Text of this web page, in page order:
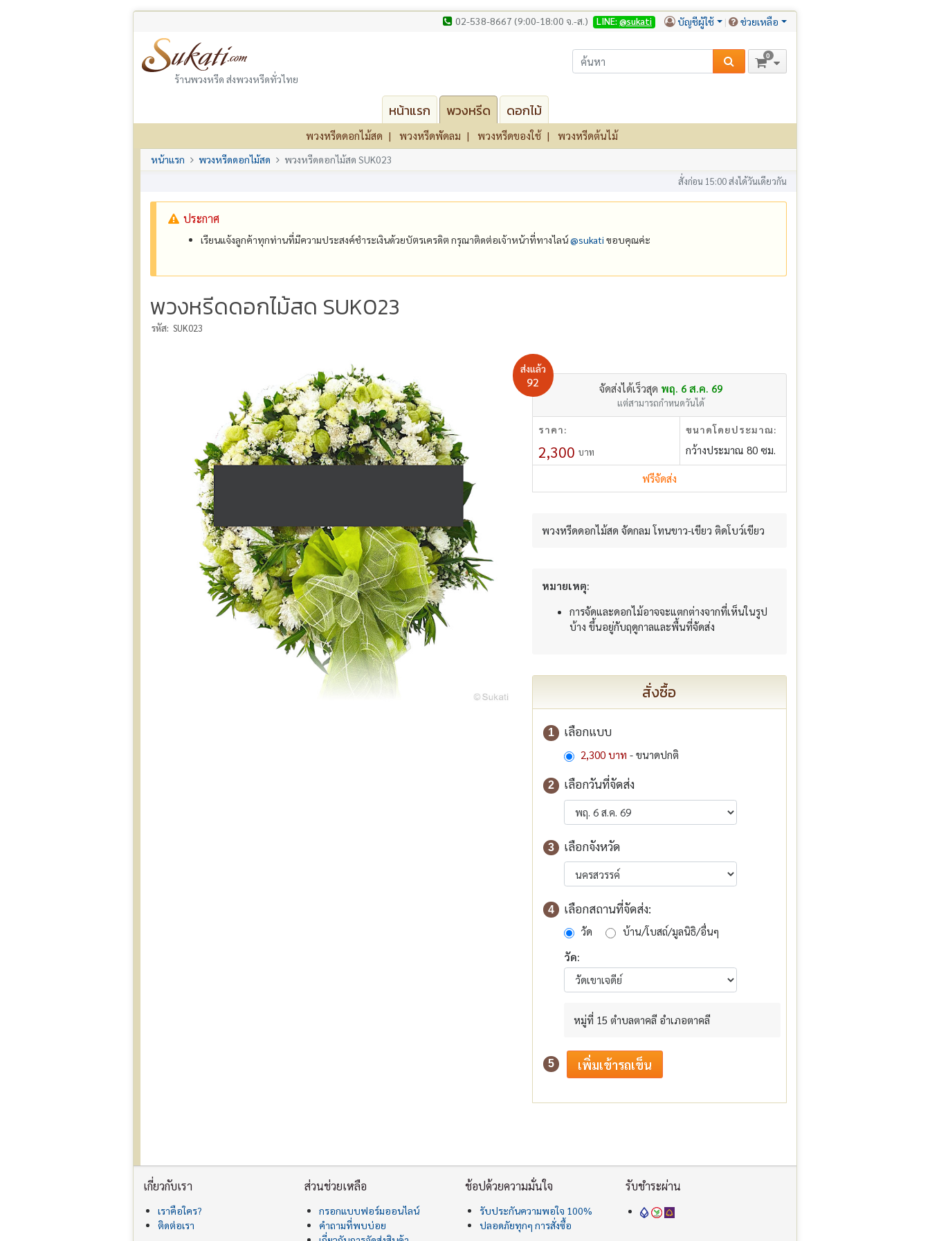
02-538-8667 (9:00-18:00 จ.-ส.) LINE:@sukati บัญชีผู้ใช้ ช่วยเหลือ
ร้านพวงหรีด ส่งพวงหรีดทั่วไทย
0
หน้าแรก พวงหรีด ดอกไม้
พวงหรีดดอกไม้สด พวงหรีดพัดลม พวงหรีดของใช้ พวงหรีดต้นไม้
หน้าแรก พวงหรีดดอกไม้สด พวงหรีดดอกไม้สด SUK023
สั่งก่อน 15:00 ส่งได้วันเดียวกัน
ประกาศ
เรียนแจ้งลูกค้าทุกท่านที่มีความประสงค์ชำระเงินด้วยบัตรเครดิต กรุณาติดต่อเจ้าหน้าที่ทางไลน์@‌sukati ขอบคุณค่ะ
พวงหรีดดอกไม้สด SUK023
รหัส: SUK023
ส่งแล้ว
92 จัดส่งได้เร็วสุด พฤ. 6 ส.ค. 69
แต่สามารถกำหนดวันได้
ราคา:
2,300 บาท
ขนาดโดยประมาณ:
กว้างประมาณ 80 ซม.
ฟรีจัดส่ง
พวงหรีดดอกไม้สด จัดกลม โทนขาว-เขียว ติดโบว์เขียว
หมายเหตุ:
การจัดและดอกไม้อาจจะแตกต่างจากที่เห็นในรูป
บ้าง ขึ้นอยู่กับฤดูกาลและพื้นที่จัดส่ง
สั่งซื้อ
1 เลือกแบบ
2,300 บาท - ขนาดปกติ
2 เลือกวันที่จัดส่ง
3 เลือกจังหวัด
4 เลือกสถานที่จัดส่ง:
วัด
บ้าน/โบสถ์/มูลนิธิ/อื่นๆ
วัด:
หมู่ที่ 15 ตำบลตาคลี อำเภอตาคลี
5
เกี่ยวกับเรา
เราคือใคร?
ติดต่อเรา
ส่วนช่วยเหลือ
กรอกแบบฟอร์มออนไลน์
คำถามที่พบบ่อย
ช้อปด้วยความมั่นใจ
รับประกันความพอใจ 100%
ปลอดภัยทุกๆ การสั่งซื้อ
รับชำระผ่าน